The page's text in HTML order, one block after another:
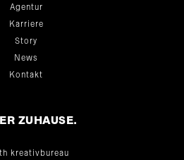
Agentur
Karriere
Story
News
Kontakt
ZUHAUSE.
kreativbureau